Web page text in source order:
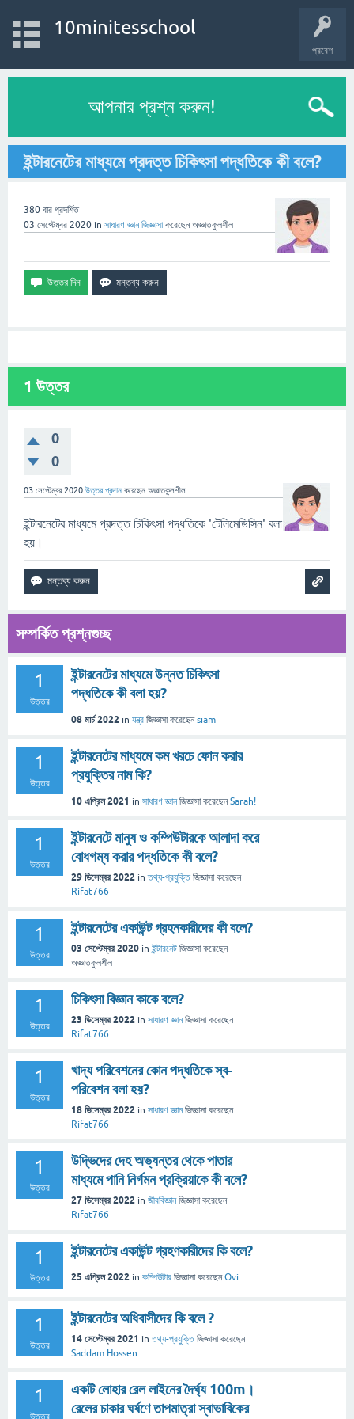
প্রবেশ
10minitesschool
আপনার প্রশ্ন করুন!
ইন্টারনেটের মাধ্যমে প্রদত্ত চিকিৎসা পদ্ধতিকে কী বলে?
380 বার প্রদর্শিত
03 সেপ্টেম্বর 2020 in সাধারণ জ্ঞান জিজ্ঞাসা করেছেনঅজ্ঞাতকুলশীল
1 উত্তর
0
0
03 সেপ্টেম্বর 2020 উত্তর প্রদান করেছেন অজ্ঞাতকুলশীল
ইন্টারনেটের মাধ্যমে প্রদত্ত চিকিৎসা পদ্ধতিকে 'টেলিমেডিসিন' বলা
হয়।
সম্পর্কিত প্রশ্নগুচ্ছ
1
উত্তর
ইন্টারনেটের মাধ্যমে উন্নত চিকিৎসা
পদ্ধতিকে কী বলা হয়?
08 মার্চ 2022 in যন্ত্র জিজ্ঞাসা করেছেনsiam
1
উত্তর
ইন্টারনেটের মাধ্যমে কম খরচে ফোন করার
প্রযুক্তির নাম কি?
10 এপ্রিল 2021 in সাধারণ জ্ঞান জিজ্ঞাসা করেছেনSarah!
1
উত্তর
ইন্টারনেটে মানুষ ও কম্পিউটারকে আলাদা করে
বোধগম্য করার পদ্ধতিকে কী বলে?
29 ডিসেম্বর 2022 inতথ্য-প্রযুক্তি জিজ্ঞাসা করেছেন
Rifat766
1
উত্তর
ইন্টারনেটের একাউন্ট গ্রহনকারীদের কী বলে?
03 সেপ্টেম্বর 2020 in ইন্টারনেট জিজ্ঞাসা করেছেন
অজ্ঞাতকুলশীল
1
উত্তর
চিকিৎসা বিজ্ঞান কাকে বলে?
23 ডিসেম্বর 2022 in সাধারণ জ্ঞান জিজ্ঞাসা করেছেন
Rifat766
1
উত্তর
খাদ্য পরিবেশনের কোন পদ্ধতিকে স্ব-
পরিবেশন বলা হয়?
18 ডিসেম্বর 2022 in সাধারণ জ্ঞান জিজ্ঞাসা করেছেন
Rifat766
1
উত্তর
উদ্ভিদের দেহ অভ্যন্তর থেকে পাতার
মাধ্যমে পানি নির্গমন প্রক্রিয়াকে কী বলে?
27 ডিসেম্বর 2022 in জীববিজ্ঞান জিজ্ঞাসা করেছেন
Rifat766
1
উত্তর
ইন্টারনেটের একাউন্ট গ্রহণকারীদের কি বলে?
25 এপ্রিল 2022 in কম্পিউটার জিজ্ঞাসা করেছেনOvi
1
উত্তর
ইন্টারনেটের অধিবাসীদের কি বলে ?
14 সেপ্টেম্বর 2021 inতথ্য-প্রযুক্তি জিজ্ঞাসা করেছেন
Saddam Hossen
1
উত্তর
একটি লোহার রেল লাইনের দৈর্ঘ্য 100m।
রেলের চাকার ঘর্ষণে তাপমাত্রা স্বাভাবিকের